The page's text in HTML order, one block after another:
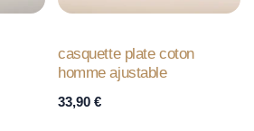
casquette plate coton
homme ajustable
33,90 €